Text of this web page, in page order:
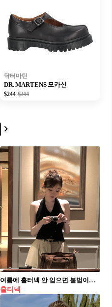
닥터마틴
DR. MARTENS 모카신
$244 $244
여름에 홀터넥 안 입으면 불법이야🫨 홀터넥 코디로 어깨라인은 살리고 승모근은 가려보세요💡🤍
홀터넥